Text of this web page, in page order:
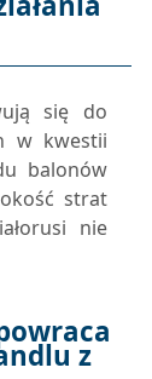
się do
w kwestii
balonów
strat
nie
z